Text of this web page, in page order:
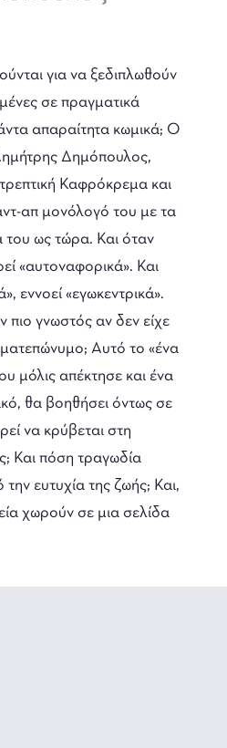
για να ξεδιπλωθούν
σε πραγματικά
απαραίτητα κωμικά; Ο
Δημόπουλος,
Καφρόκρεμα και
απ μονόλογό του με τα
του ως τώρα. Και όταν
«αυτοναφορικά». Και
εννοεί «εγωκεντρικά».
πιο γνωστός αν δεν είχε
Αυτό το «ένα
μόλις απέκτησε και ένα
θα βοηθήσει όντως σε
να κρύβεται στη
Και πόση τραγωδία
ευτυχία της ζωής; Και,
χωρούν σε μια σελίδα